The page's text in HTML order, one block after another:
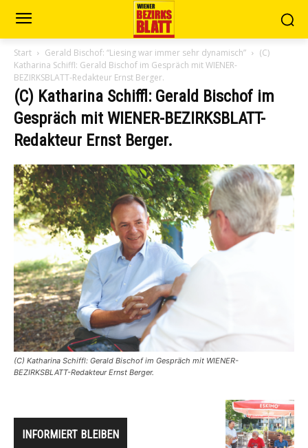
Start Gerald Bischof: “Liesing war immer sehr dynamisch”
(C)
Katharina Schiffl: Gerald Bischof im Gespräch mit WIENER-
BEZIRKSBLATT-Redakteur Ernst Berger.
(C) Katharina Schiffl: Gerald Bischof im
Gespräch mit WIENER-BEZIRKSBLATT-
Redakteur Ernst Berger.
(C) Katharina Schiffl: Gerald Bischof im Gespräch mit WIENER-
BEZIRKSBLATT-Redakteur Ernst Berger.
INFORMIERT BLEIBEN